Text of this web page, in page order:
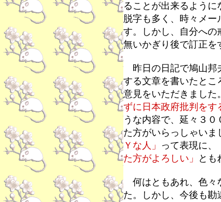
ることが出来るよう
脱字も多く、時々メー
す。しかし、自分への
無いかぎり後で訂正を
昨日の日記で鳩山邦
する文章を書いたとこ
意見をいただきました
ずに日本政府批判をす
うな内容で、延々３０
た方がいらっしゃいま
Ｙな人」
って表現に、
た方がよろしい」
とも
何はともあれ、色々
た。しかし、今後も勘